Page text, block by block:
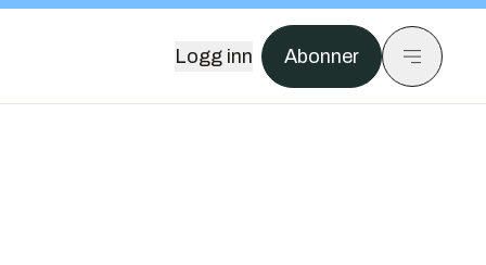
Logg inn Abonner